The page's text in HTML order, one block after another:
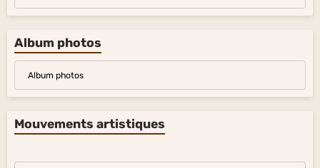
Album photos
Album photos
Mouvements artistiques